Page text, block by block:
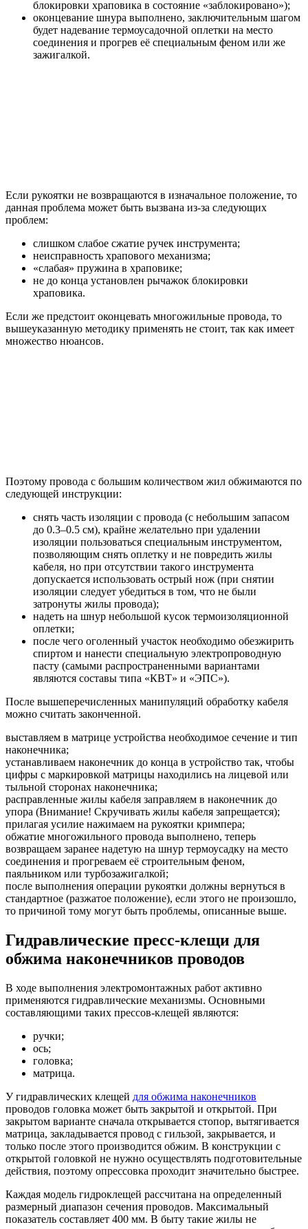
блокировки храповика в состояние «заблокировано»);
оконцевание шнура выполнено, заключительным шагом
будет надевание термоусадочной оплетки на место
соединения и прогрев её специальным феном или же
зажигалкой.
Если рукоятки не возвращаются в изначальное положение, то
данная проблема может быть вызвана из-за следующих
проблем:
слишком слабое сжатие ручек инструмента;
неисправность храпового механизма;
«слабая» пружина в храповике;
не до конца установлен рычажок блокировки
храповика.
Если же предстоит оконцевать многожильные провода, то
вышеуказанную методику применять не стоит, так как имеет
множество нюансов.
Поэтому провода с большим количеством жил обжимаются по
следующей инструкции:
снять часть изоляции с провода (с небольшим запасом
до 0.3–0.5 см), крайне желательно при удалении
изоляции пользоваться специальным инструментом,
позволяющим снять оплетку и не повредить жилы
кабеля, но при отсутствии такого инструмента
допускается использовать острый нож (при снятии
изоляции следует убедиться в том, что не были
затронуты жилы провода);
надеть на шнур небольшой кусок термоизоляционной
оплетки;
после чего оголенный участок необходимо обезжирить
спиртом и нанести специальную электропроводную
пасту (самыми распространенными вариантами
являются составы типа «КВТ» и «ЭПС»).
После вышеперечисленных манипуляций обработку кабеля
можно считать законченной.
выставляем в матрице устройства необходимое сечение и тип
наконечника;
устанавливаем наконечник до конца в устройство так, чтобы
цифры с маркировкой матрицы находились на лицевой или
тыльной сторонах наконечника;
расправленные жилы кабеля заправляем в наконечник до
упора (Внимание! Скручивать жилы кабеля запрещается);
прилагая усилие нажимаем на рукоятки кримпера;
обжатие многожильного провода выполнено, теперь
возвращаем заранее надетую на шнур термоусадку на место
соединения и прогреваем её строительным феном,
паяльником или турбозажигалкой;
после выполнения операции рукоятки должны вернуться в
стандартное (разжатое положение), если этого не произошло,
то причиной тому могут быть проблемы, описанные выше.
Гидравлические пресс-клещи для
обжима наконечников проводов
В ходе выполнения электромонтажных работ активно
применяются гидравлические механизмы. Основными
составляющими таких прессов-клещей являются:
ручки;
ось;
головка;
матрица.
У гидравлических клещей для обжима наконечников
проводов головка может быть закрытой и открытой. При
закрытом варианте сначала открывается стопор, вытягивается
матрица, закладывается провод с гильзой, закрывается, и
только после этого производится обжим. В конструкции с
открытой головкой не нужно осуществлять подготовительные
действия, поэтому опрессовка проходит значительно быстрее.
Каждая модель гидроклещей рассчитана на определенный
размерный диапазон сечения проводов. Максимальный
показатель составляет 400 мм. В быту такие жилы не